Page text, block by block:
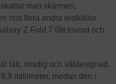
man skärmen,
hos flera andra testkällor
Z Fold 7 fått lovord och
lätt, smidig och väldesignad.
millimeter, medan den i